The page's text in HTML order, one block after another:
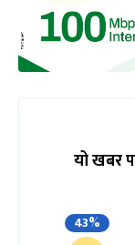
यो खबर
43%